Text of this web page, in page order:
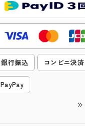
銀行振込 コンビニ決
PayPay